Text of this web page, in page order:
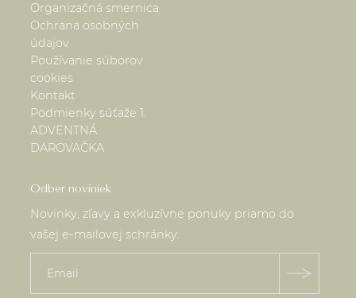
Organizačná smernica
Ochrana osobných
údajov
Používanie súborov
cookies
Kontakt
Podmienky súťaže 1.
ADVENTNÁ
DAROVAČKA
Odber noviniek
Novinky, zľavy a exkluzívne ponuky priamo do
vašej e-mailovej schránky: